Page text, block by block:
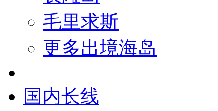
毛里求斯
更多出境海岛
国内长线